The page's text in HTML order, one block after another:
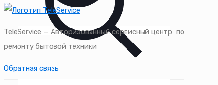
TeleService — Авторизованный сервисный центр по
ремонту бытовой техники
Обратная связь